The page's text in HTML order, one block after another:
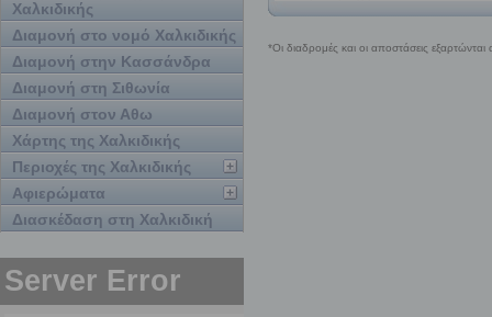
Χαλκιδικής
Διαμονή στο νομό Χαλκιδικής
Διαμονή στην Κασσάνδρα
Διαμονή στη Σιθωνία
Διαμονή στον Αθω
Χάρτης της Χαλκιδικής
Περιοχές της Χαλκιδικής
Αφιερώματα
Διασκέδαση στη Χαλκιδική